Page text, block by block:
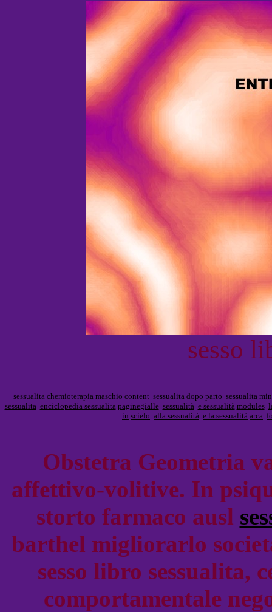
sesso
sessualita chemioterapia maschio content sessualita dopo parto sessualita
sessualita enciclopedia sessualita paginegialle sessualità e sessualità modules
in scielo alla sessualità e la sessualità arca
Obstetra Geometria
affettivo-volitive. In
storto farmaco ausl
barthel migliorarlo
sesso libro sessualita,
comportamentale